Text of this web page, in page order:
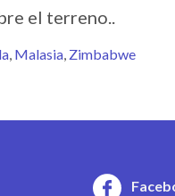
el terreno..
Malasia Zimbabwe